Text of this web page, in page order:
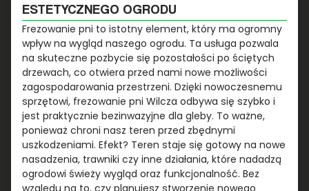
ESTETYCZNEGO OGRODU
Frezowanie pni to istotny element, który ma ogromny
wpływ na wygląd naszego ogrodu. Ta usługa pozwala
na skuteczne pozbycie się pozostałości po ściętych
drzewach, co otwiera przed nami nowe możliwości
zagospodarowania przestrzeni. Dzięki nowoczesnemu
sprzętowi, frezowanie pni Wilcza odbywa się szybko i
jest praktycznie bezinwazyjne dla gleby. To ważne,
ponieważ chroni nasz teren przed zbędnymi
uszkodzeniami. Efekt? Teren staje się gotowy na nowe
nasadzenia, trawniki czy inne działania, które nadadzą
ogrodowi świeży wygląd oraz funkcjonalność. Bez